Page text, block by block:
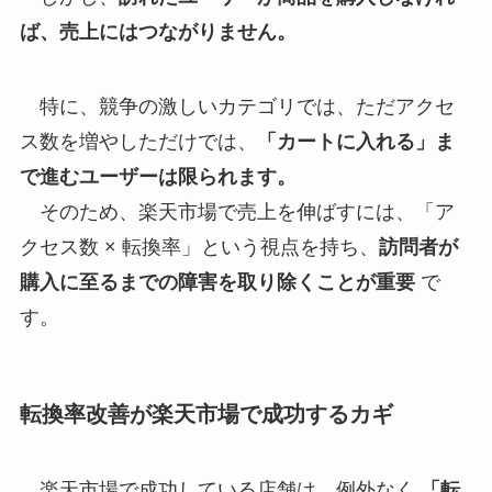
ば、売上にはつながりません。
特に、競争の激しいカテゴリでは、ただアクセ
ス数を増やしただけでは、
「カートに入れる」ま
で進むユーザーは限られます。
そのため、楽天市場で売上を伸ばすには、「ア
クセス数 × 転換率」という視点を持ち、 訪問者が
購入に至るまでの障害を取り除くことが重要で
す。
転換率改善が楽天市場で成功するカギ